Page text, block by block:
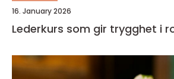
16. January 2026
Lederkurs som gir trygghet i